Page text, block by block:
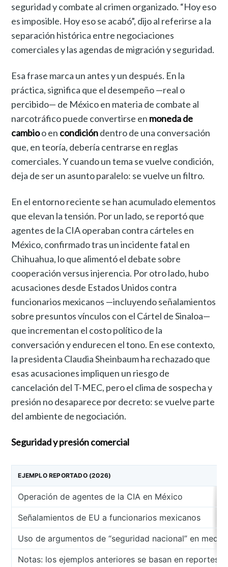
seguridad y combate al crimen organizado. “Hoy eso
es imposible. Hoy eso se acabó”, dijo al referirse a la
separación histórica entre negociaciones
comerciales y las agendas de migración y seguridad.
Esa frase marca un antes y un después. En la
práctica, significa que el desempeño —real o
percibido— de México en materia de combate al
narcotráfico puede convertirse en moneda de
cambioo en condicióndentro de una conversación
que, en teoría, debería centrarse en reglas
comerciales. Y cuando un tema se vuelve condición,
deja de ser un asunto paralelo: se vuelve un filtro.
En el entorno reciente se han acumulado elementos
que elevan la tensión. Por un lado, se reportó que
agentes de la CIA operaban contra cárteles en
México, confirmado tras un incidente fatal en
Chihuahua, lo que alimentó el debate sobre
cooperación versus injerencia. Por otro lado, hubo
acusaciones desde Estados Unidos contra
funcionarios mexicanos —incluyendo señalamientos
sobre presuntos vínculos con el Cártel de Sinaloa—
que incrementan el costo político de la
conversación y endurecen el tono. En ese contexto,
la presidenta Claudia Sheinbaum ha rechazado que
esas acusaciones impliquen un riesgo de
cancelación del T-MEC, pero el clima de sospecha y
presión no desaparece por decreto: se vuelve parte
del ambiente de negociación.
Seguridad y presión comercial
EJEMPLO REPORTADO (2026)
Operación de agentes de la CIA en México
Señalamientos de EU a funcionarios mexicanos
Uso de argumentos de “seguridad nacional” en
Notas: los ejemplos anteriores se basan en reportes